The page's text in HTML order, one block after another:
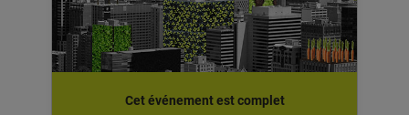
Cet événement est complet